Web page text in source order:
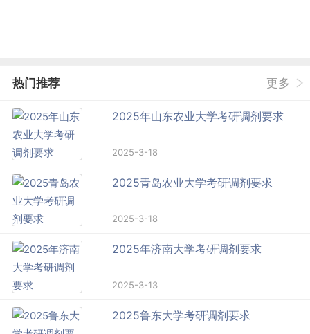
热门推荐 更多
2025年山东农业大学考研调剂要求
2025-3-18
2025青岛农业大学考研调剂要求
2025-3-18
2025年济南大学考研调剂要求
2025-3-13
2025鲁东大学考研调剂要求